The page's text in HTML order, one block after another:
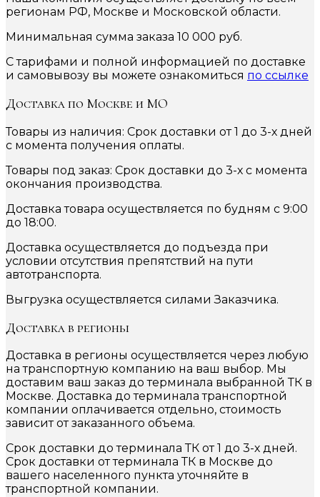
регионам РФ, Москве и Московской области.
Минимальная сумма заказа 10 000 руб.
С тарифами и полной информацией по доставке
и самовывозу вы можете ознакомиться по ссылке
Доставка по Москве и МО
Товары из наличия: Срок доставки от 1 до 3-х дней
с момента получения оплаты.
Товары под заказ: Срок доставки до 3-х с момента
окончания производства.
Доставка товара осуществляется по будням с 9:00
до 18:00.
Доставка осуществляется до подъезда при
условии отсутствия препятствий на пути
автотранспорта.
Выгрузка осуществляется силами Заказчика.
Доставка в регионы
Доставка в регионы осуществляется через любую
на транспортную компанию на ваш выбор. Мы
доставим ваш заказ до терминала выбранной ТК в
Москве. Доставка до терминала транспортной
компании оплачивается отдельно, стоимость
зависит от заказанного объема.
Срок доставки до терминала ТК от 1 до 3-х дней.
Срок доставки от терминала ТК в Москве до
вашего населенного пункта уточняйте в
транспортной компании.